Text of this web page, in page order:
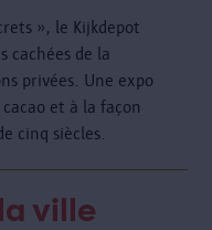
», le Kijkdepot
cachées de la
privées. Une expo
et à la façon
cinq siècles.
ville